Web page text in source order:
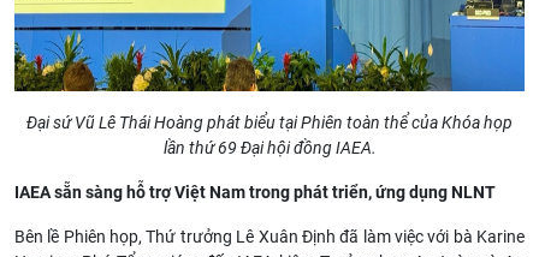
Đại sứ Vũ Lê Thái Hoàng phát biểu tại Phiên toàn thể của Khóa họp
lần thứ 69 Đại hội đồng IAEA.
IAEA sẵn sàng hỗ trợ Việt Nam trong phát triển, ứng dụng NLNT
Bên lề Phiên họp, Thứ trưởng Lê Xuân Định đã làm việc với bà Karine